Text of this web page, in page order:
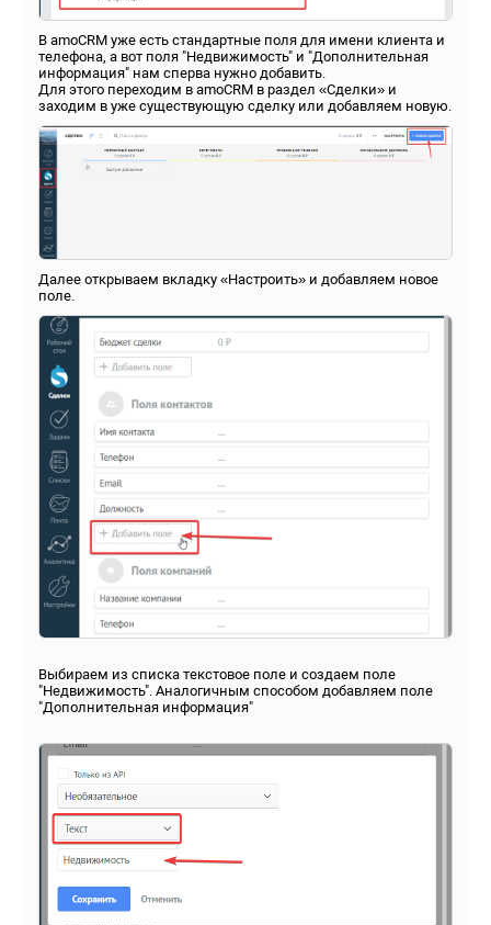
В amoCRM уже есть стандартные поля для имени клиента и
телефона, а вот поля "Недвижимость" и "Дополнительная
информация" нам сперва нужно добавить.
Для этого переходим в amoCRM в раздел «Сделки» и
заходим в уже существующую сделку или добавляем новую.
Далее открываем вкладку «Настроить» и добавляем новое
поле.
Выбираем из списка текстовое поле и создаем поле
"Недвижимость". Аналогичным способом добавляем поле
"Дополнительная информация"